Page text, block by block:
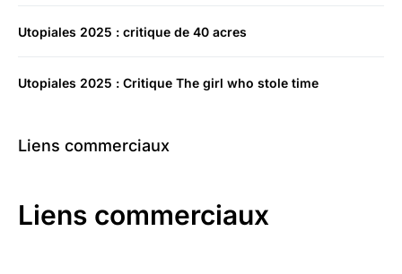
Utopiales 2025 : critique de 40 acres
Utopiales 2025 : Critique The girl who stole time
Liens commerciaux
Liens commerciaux